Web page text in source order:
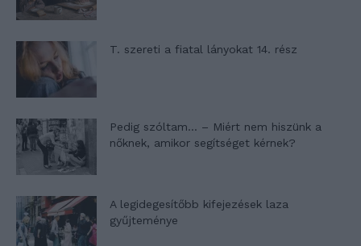
T. szereti a fiatal lányokat 14. rész
Pedig szóltam… – Miért nem hiszünk a
nőknek, amikor segítséget kérnek?
A legidegesítőbb kifejezések laza
gyűjteménye